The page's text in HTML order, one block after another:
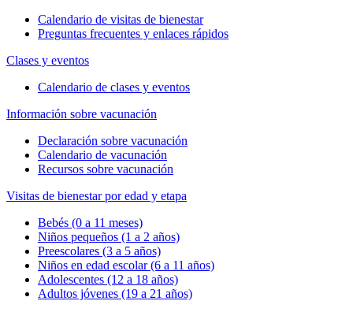
Calendario de visitas de bienestar
Preguntas frecuentes y enlaces rápidos
Clases y eventos
Calendario de clases y eventos
Información sobre vacunación
Declaración sobre vacunación
Calendario de vacunación
Recursos sobre vacunación
Visitas de bienestar por edad y etapa
Bebés (0 a 11 meses)
Niños pequeños (1 a 2 años)
Preescolares (3 a 5 años)
Niños en edad escolar (6 a 11 años)
Adolescentes (12 a 18 años)
Adultos jóvenes (19 a 21 años)